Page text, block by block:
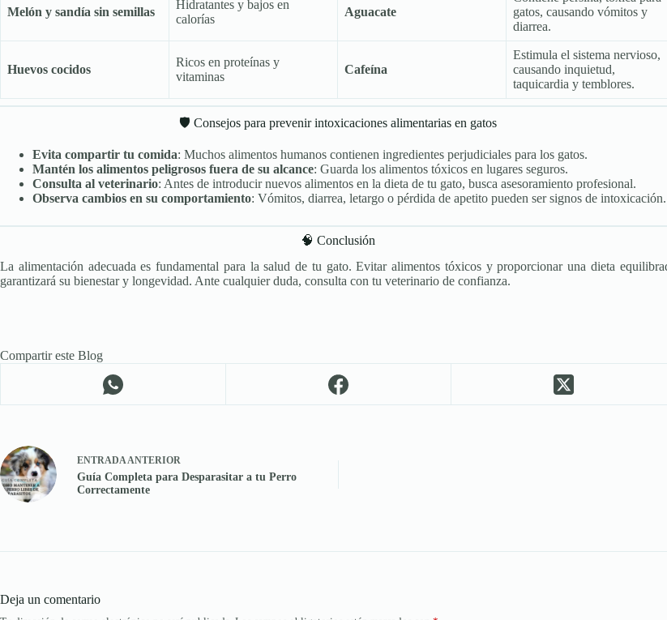
Melón y sandía sin semillas
Hidratantes y bajos en
calorías
Aguacate
gatos, causando vómitos y
diarrea.
Huevos cocidos
Ricos en proteínas y
vitaminas
Cafeína
Estimula el sistema nervioso,
causando inquietud,
taquicardia y temblores.
🛡️ Consejos para prevenir intoxicaciones alimentarias en gatos
Evita compartir tu comida: Muchos alimentos humanos contienen ingredientes perjudiciales para los gatos.
Mantén los alimentos peligrosos fuera de su alcance: Guarda los alimentos tóxicos en lugares seguros.
Consulta al veterinario: Antes de introducir nuevos alimentos en la dieta de tu gato, busca asesoramiento profesional.
Observa cambios en su comportamiento: Vómitos, diarrea, letargo o pérdida de apetito pueden ser signos de intoxicación.
🧠 Conclusión
La alimentación adecuada es fundamental para la salud de tu gato. Evitar alimentos tóxicos y proporcionar una dieta
garantizará su bienestar y longevidad. Ante cualquier duda, consulta con tu veterinario de confianza.
Compartir este Blog
ENTRADAANTERIOR
Guía Completa para Desparasitar a tu Perro
Correctamente
Deja un comentario